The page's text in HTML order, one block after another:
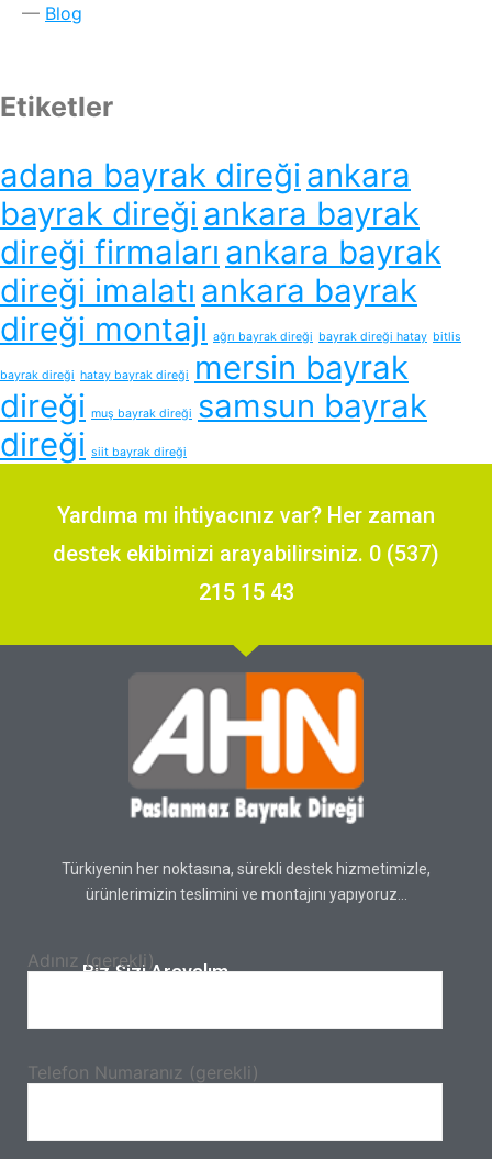
Blog
Etiketler
adana bayrak direği ankara
bayrak direği ankara bayrak
direği firmaları ankara bayrak
direği imalatı ankara bayrak
direği montajı ağrı bayrak direği bayrak direği hatay bitlis
bayrak direği hatay bayrak direği
mersin bayrak
direği muş bayrak direği samsun bayrak
direği siit bayrak direği
Yardıma mı ihtiyacınız var? Her zaman
destek ekibimizi arayabilirsiniz. 0 (537)
215 15 43
Türkiyenin her noktasına, sürekli destek hizmetimizle,
ürünlerimizin teslimini ve montajını yapıyoruz…
Biz Sizi Arayalım.
Adınız (gerekli)
Telefon Numaranız (gerekli)